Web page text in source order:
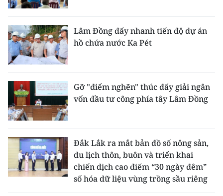
Lâm Đồng đẩy nhanh tiến độ dự án
hồ chứa nước Ka Pét
Gỡ "điểm nghẽn" thúc đẩy giải ngân
vốn đầu tư công phía tây Lâm Đồng
Đắk Lắk ra mắt bản đồ số nông sản,
du lịch thôn, buôn và triển khai
chiến dịch cao điểm “30 ngày đêm”
số hóa dữ liệu vùng trồng sầu riêng